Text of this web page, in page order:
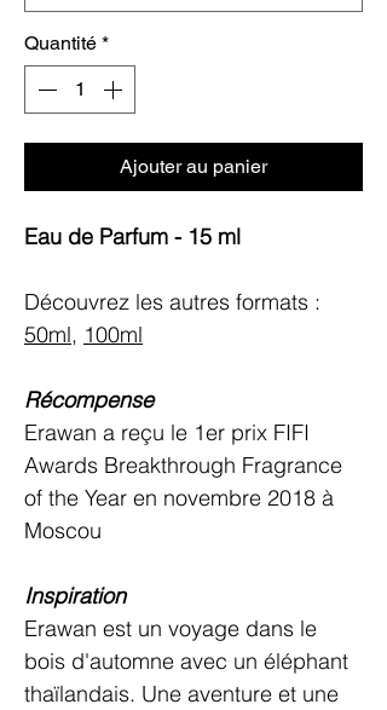
Quantité *
Ajouter au panier
Eau de Parfum - 15 ml
Découvrez les autres formats :
50ml, 100ml
Récompense
Erawan a reçu le 1er prix FIFI
Awards Breakthrough Fragrance
of the Year en novembre 2018 à
Moscou
Inspiration
Erawan est un voyage dans le
bois d'automne avec un éléphant
thaïlandais. Une aventure et une